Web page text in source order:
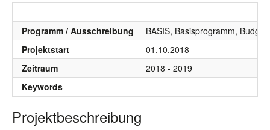
Programm / Ausschreibung
BASIS, Basisprogramm,
Projektstart
01.10.2018
Zeitraum
2018 - 2019
Keywords
Projektbeschreibung